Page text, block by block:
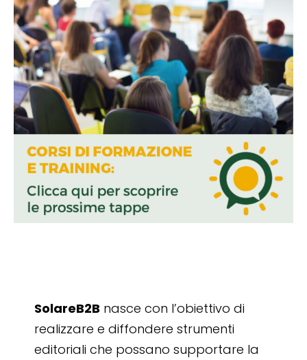
SolareB2B nasce con l’obiettivo di
realizzare e diffondere strumenti
editoriali che possano supportare la